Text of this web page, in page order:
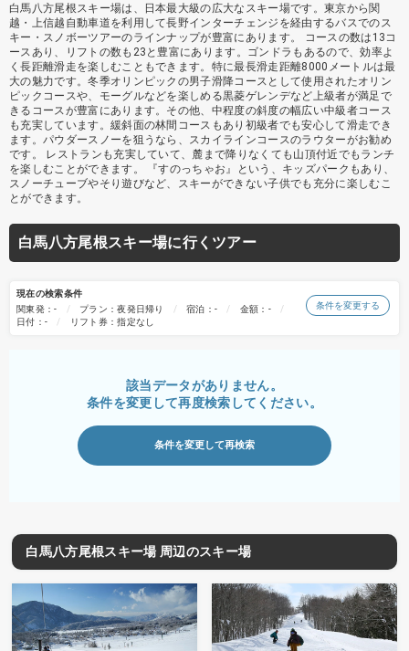
白馬八方尾根スキー場は、日本最大級の広大なスキー場です。東京から関
越・上信越自動車道を利用して長野インターチェンジを経由するバスでのス
キー・スノボーツアーのラインナップが豊富にあります。 コースの数は13コ
ースあり、リフトの数も23と豊富にあります。ゴンドラもあるので、効率よ
く長距離滑走を楽しむこともできます。特に最長滑走距離8000メートルは最
大の魅力です。冬季オリンピックの男子滑降コースとして使用されたオリン
ピックコースや、モーグルなどを楽しめる黒菱ゲレンデなど上級者が満足で
きるコースが豊富にあります。その他、中程度の斜度の幅広い中級者コース
も充実しています。緩斜面の林間コースもあり初級者でも安心して滑走でき
ます。パウダースノーを狙うなら、スカイラインコースのラウターがお勧め
です。 レストランも充実していて、麓まで降りなくても山頂付近でもランチ
を楽しむことができます。 『すのっちゃお』という、キッズパークもあり、
スノーチューブやそり遊びなど、スキーができない子供でも充分に楽しむこ
とができます。
白馬八方尾根スキー場に行くツアー
現在の検索条件
関東発：-
プラン：夜発日帰り 宿泊：-
金額：-
日付：-
リフト券：指定なし
条件を変更する
該当データがありません。
条件を変更して再度検索してください。
条件を変更して再検索
白馬八方尾根スキー場 周辺のスキー場